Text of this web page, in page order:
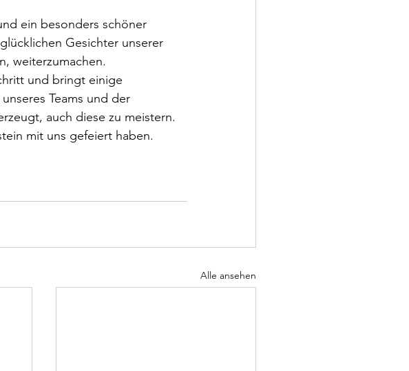
ein besonders schöner
Gesichter unserer
weiterzumachen.
und bringt einige
Teams und der
auch diese zu meistern.
mit uns gefeiert haben.
Alle ansehen